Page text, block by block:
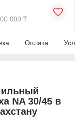
000 ₸
Оплата
NA 30/45 в